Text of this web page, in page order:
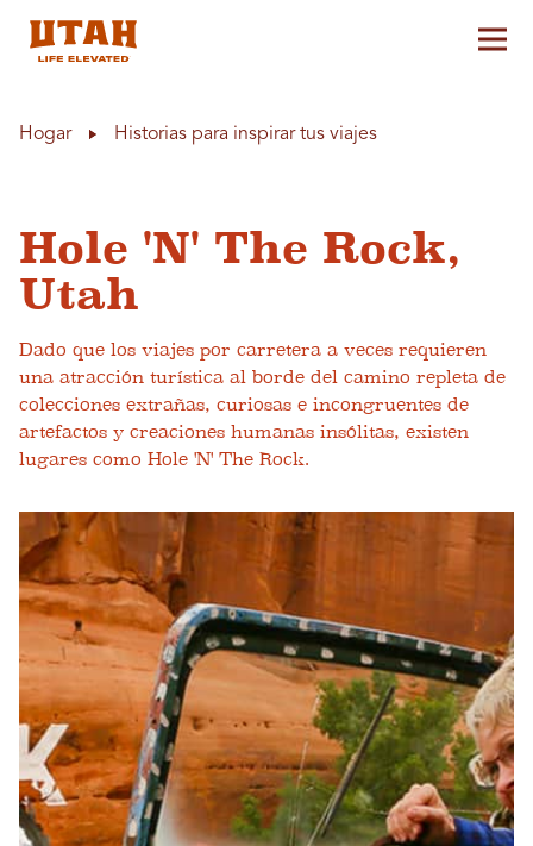
Hogar Historias para inspirar tus viajes
Hole 'N' The Rock,
Utah
Dado que los viajes por carretera a veces requieren
una atracción turística al borde del camino repleta de
colecciones extrañas, curiosas e incongruentes de
artefactos y creaciones humanas insólitas, existen
lugares como Hole 'N' The Rock.